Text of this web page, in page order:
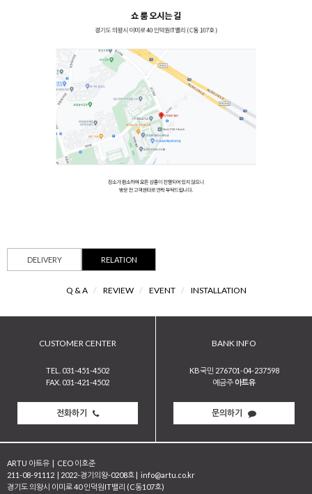
DELIVERY RELATION
Q & A / REVIEW / EVENT / INSTALLATION
CUSTOMER CENTER
TEL. 031-451-4502
FAX. 031-421-4502
전화하기
BANK INFO
KB국민 276701-04-237598
예금주 아트유
문의하기
ARTU 아트유 | CEO 이호준
211-08-91112 | 2022-경기의왕-0208호 | info@artu.co.kr
경기도 의왕시 이미로 40 인덕원IT밸리 (C동107호)